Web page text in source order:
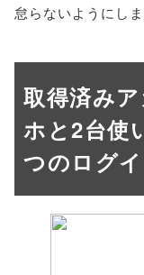
怠らないようにしま
取得済み
ホと2台使
つのログ